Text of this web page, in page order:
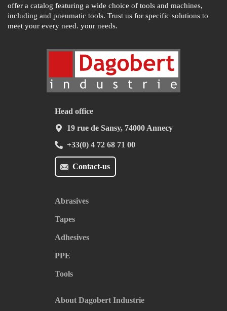
offer a catalog featuring a wide choice of tools and machines,
including and pneumatic tools. Trust us for specific solutions to
meet your every need. your needs.
Contact-us
Head office
19 rue de Sansy, 74000 Annecy
+33(0) 4 72 68 71 00
Abrasives
Tapes
Adhesives
PPE
Tools
About Dagobert Industrie